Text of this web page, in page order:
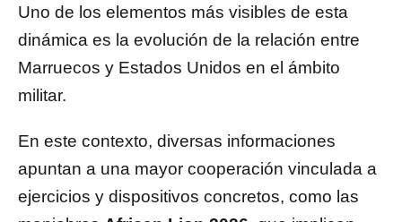
Uno de los elementos más visibles de esta
dinámica es la evolución de la relación entre
Marruecos y Estados Unidos en el ámbito
militar.
En este contexto, diversas informaciones
apuntan a una mayor cooperación vinculada a
ejercicios y dispositivos concretos, como las